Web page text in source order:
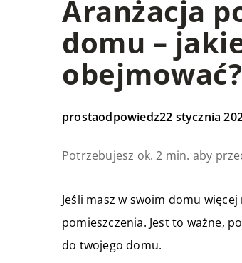
Aranżacja
domu –
obejmować?
prostaodpowiedz22 stycznia
Potrzebujesz ok. 2 min. aby
Jeśli masz w swoim domu
pomieszczenia. Jest to ważne,
do twojego domu.